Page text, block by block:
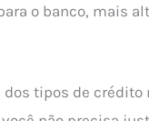
o banco, mais
tipos de